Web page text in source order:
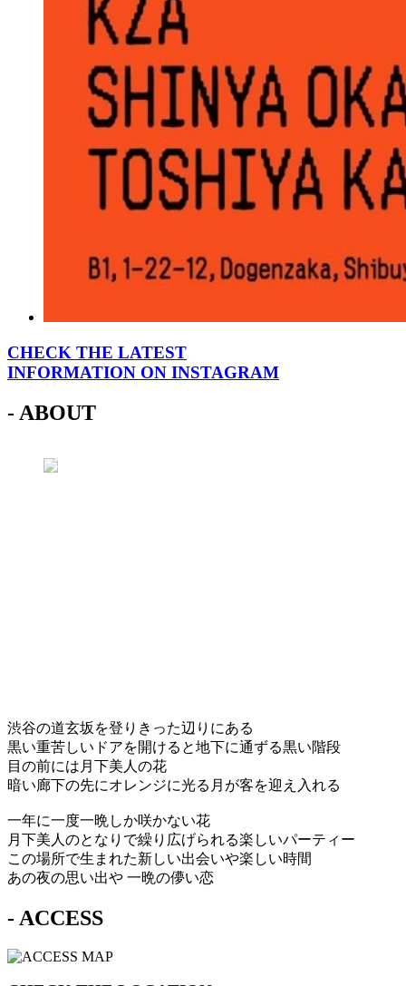
CHECK THE LATEST
INFORMATION ON INSTAGRAM
- ABOUT
渋谷の道玄坂を登りきった辺りにある
黒い重苦しいドアを開けると地下に通ずる黒い階段
目の前には月下美人の花
暗い廊下の先にオレンジに光る月が客を迎え入れる
一年に一度一晩しか咲かない花
月下美人のとなりで繰り広げられる楽しいパーティー
この場所で生まれた新しい出会いや楽しい時間
あの夜の思い出や 一晩の儚い恋
- ACCESS